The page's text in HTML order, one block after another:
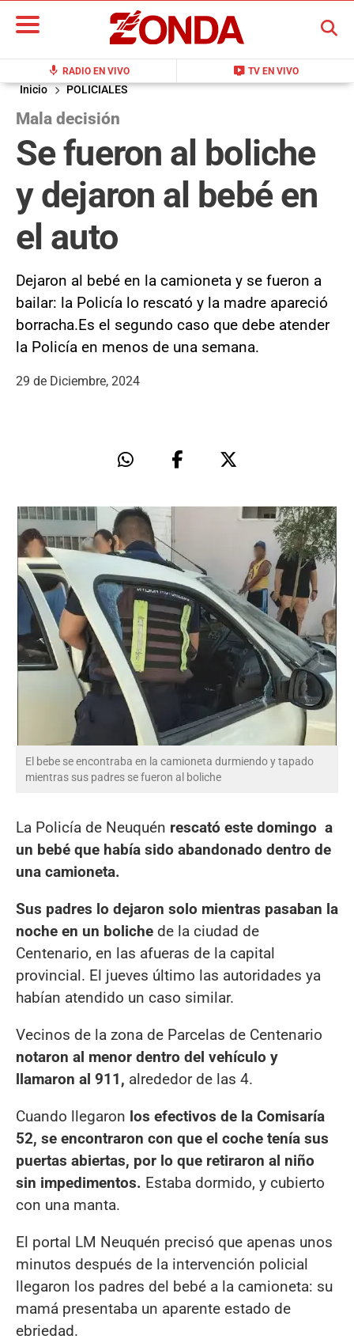
mic RADIO EN VIVO live_tv TV EN VIVO
BUSCAR
Inicio POLICIALES
Mala decisión
Se fueron al boliche
y dejaron al bebé en
el auto
Dejaron al bebé en la camioneta y se fueron a
bailar: la Policía lo rescató y la madre apareció
borracha.Es el segundo caso que debe atender
la Policía en menos de una semana.
29 de Diciembre, 2024
El bebe se encontraba en la camioneta durmiendo y tapado
mientras sus padres se fueron al boliche
La Policía de Neuquén rescató este domingo a
un bebé que había sido abandonado dentro de
una camioneta.
Sus padres lo dejaron solo mientras pasaban la
noche en un boliche de la ciudad de
Centenario, en las afueras de la capital
provincial. El jueves último las autoridades ya
habían atendido un caso similar.
Vecinos de la zona de Parcelas de Centenario
notaron al menor dentro del vehículo y
llamaron al 911, alrededor de las 4.
Cuando llegaron los efectivos de la Comisaría
52, se encontraron con que el coche tenía sus
puertas abiertas, por lo que retiraron al niño
sin impedimentos. Estaba dormido, y cubierto
con una manta.
El portal LM Neuquén precisó que apenas unos
minutos después de la intervención policial
llegaron los padres del bebé a la camioneta: su
mamá presentaba un aparente estado de
ebriedad.